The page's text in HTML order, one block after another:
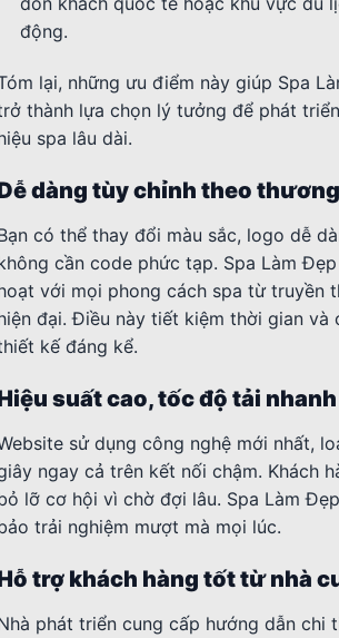
động.
lại, những ưu điểm này giúp Spa
thành lựa chọn lý tưởng để phát
spa lâu dài.
dàng tùy chỉnh theo
có thể thay đổi màu sắc, logo dễ
cần code phức tạp. Spa Làm
với mọi phong cách spa từ truyền
đại. Điều này tiết kiệm thời gian và
kế đáng kể.
suất cao, tốc độ tải nhanh
sử dụng công nghệ mới nhất,
ngay cả trên kết nối chậm. Khách
lỡ cơ hội vì chờ đợi lâu. Spa Làm
trải nghiệm mượt mà mọi lúc.
trợ khách hàng tốt từ nhà
phát triển cung cấp hướng dẫn chi